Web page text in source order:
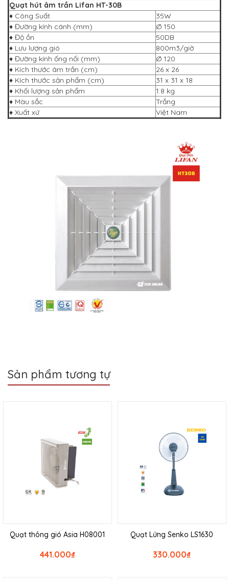
Quạt hút âm trần Lifan HT-30B
♦ Công Suất
35W
♦ Đường kính cánh (mm)
Ø 150
♦ Độ ồn
50DB
♦ Lưu lượng gió
800m3/giờ
♦ Đường kính ống nối (mm)
Ø 120
♦ Kích thước âm trần (cm)
26 x 26
♦ Kích thước sản phẩm (cm)
31 x 31 x 18
♦ Khối lượng sản phẩm
1.8 kg
♦ Màu sắc
Trắng
♦ Xuất xứ
Việt Nam
Sản phẩm tương tự
Quạt thông gió Asia H08001
₫
441.000
Quạt Lửng Senko LS1630
₫
330.000